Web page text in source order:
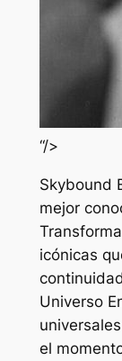
“/>
Skybound
mejor
icónicas
Universo
universales
el